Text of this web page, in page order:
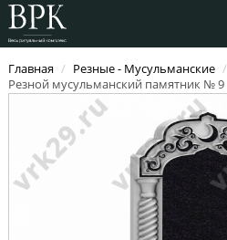
Главная / Резные - Мусульманские /
Резной мусульманский памятник № 9